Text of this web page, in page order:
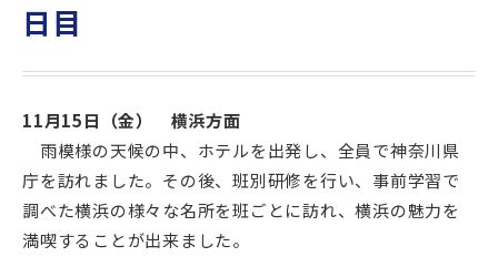
日目
11月15日（金） 横浜方面
雨模様の天候の中、ホテルを出発し、全員で神奈川県
庁を訪れました。その後、班別研修を行い、事前学習で
調べた横浜の様々な名所を班ごとに訪れ、横浜の魅力を
満喫することが出来ました。